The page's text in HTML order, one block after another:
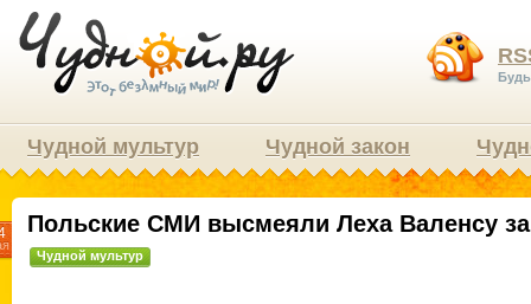
Чудной мультур Чудной закон
Польские СМИ высмеяли Леха Валенсу
Чудной мультур